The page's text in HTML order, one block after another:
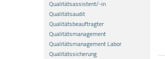
Qualitätsassistent/-in
Qualitätsaudit
Qualitätsbeauftragter
Qualitätsmanagement
Qualitätsmanagement Labor
Qualitätssicherung